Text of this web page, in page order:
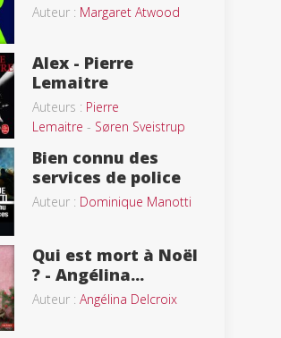
Auteur : Margaret Atwood
Alex - Pierre
Lemaitre
Auteurs : Pierre
Lemaitre - Søren Sveistrup
Bien connu des
services de police
Auteur : Dominique Manotti
Qui est mort à Noël
? - Angélina...
Auteur : Angélina Delcroix